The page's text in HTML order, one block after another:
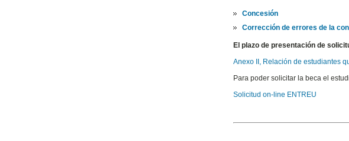
Concesión
Corrección de errores de la
El plazo de presentación de
Anexo II, Relación de estudiantes
Para poder solicitar la beca el
Solicitud on-line ENTREU